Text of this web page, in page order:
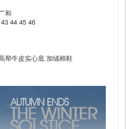
和
44 45 46
帮牛皮实心底 加绒棉鞋